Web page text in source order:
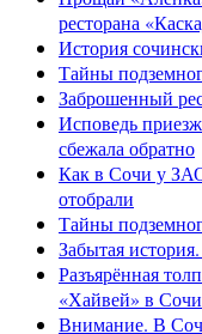
ресторана
История
Тайны
Заброшенный
Исповедь
сбежала обратно
Как в Сочи у
отобрали
Тайны
Забытая
Разъярённая
«Хайвей» в Сочи
Внимание. В